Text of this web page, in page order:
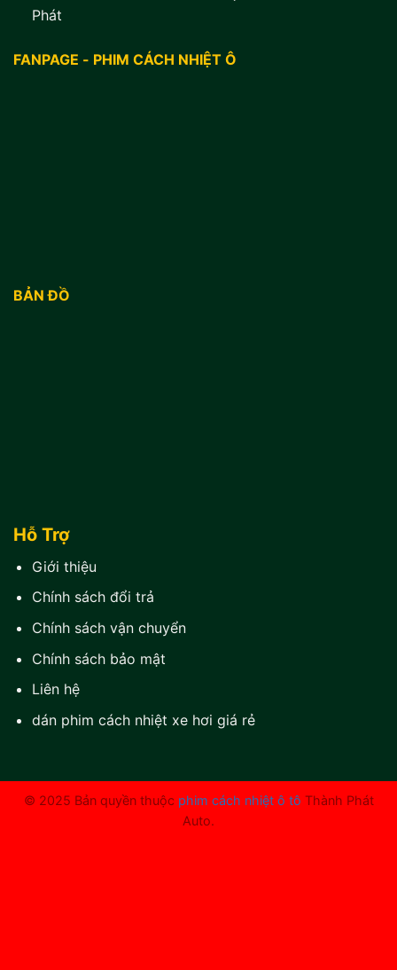
Phát
FANPAGE - PHIM CÁCH NHIỆT Ô
BẢN ĐỒ
Hỗ Trợ
Giới thiệu
Chính sách đổi trả
Chính sách vận chuyển
Chính sách bảo mật
Liên hệ
dán phim cách nhiệt xe hơi giá rẻ
© 2025 Bản quyền thuộc phim cách nhiệt ô tô Thành Phát
Auto.